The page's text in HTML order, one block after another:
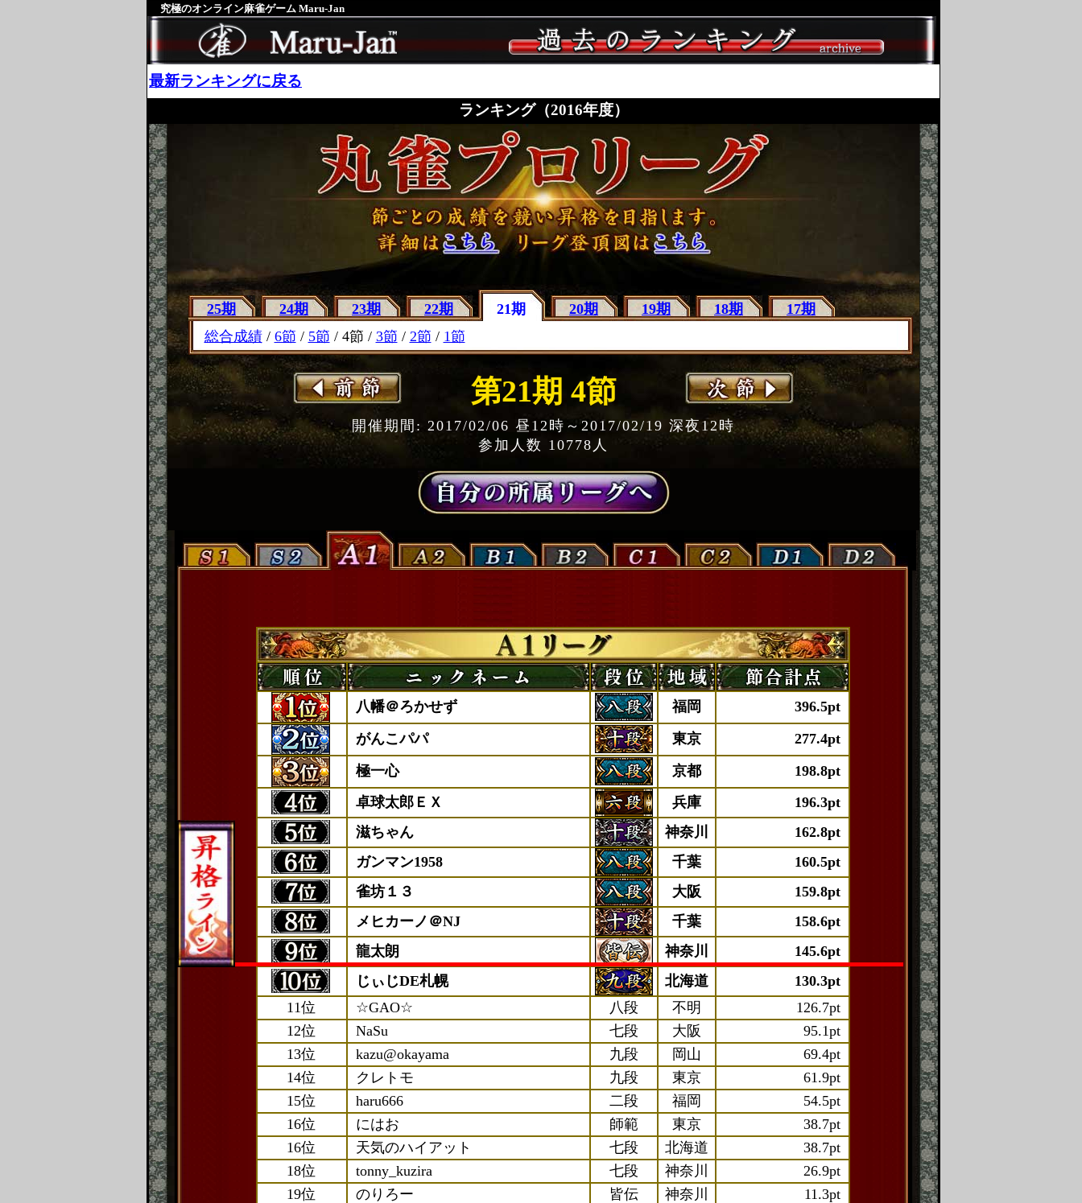
究極のオンライン麻雀ゲーム Maru-Jan
最新ランキングに戻る
ランキング（2016年度）
25期 24期 23期 22期 21期 20期 19期 18期
17期
総合成績/ 6節 / 5節 / 4節 / 3節 / 2節 / 1節
第21期 4節
開催期間: 2017/02/06 昼12時～2017/02/19 深夜12時
参加人数 10778人
八幡＠ろかせず 福岡
396.5pt
がんこパパ
東京
277.4pt
極一心
京都
198.8pt
卓球太郎ＥＸ
兵庫
196.3pt
滋ちゃん
神奈川
162.8pt
ガンマン1958
千葉
160.5pt
雀坊１３
大阪
159.8pt
メヒカーノ＠NJ
千葉
158.6pt
龍太朗
神奈川
145.6pt
じぃじDE札幌
北海道
130.3pt
11位
☆GAO☆ 八段 不明
126.7pt
12位
NaSu 七段 大阪
95.1pt
13位
kazu@okayama 九段 岡山
69.4pt
14位
クレトモ 九段 東京
61.9pt
15位
haru666 二段 福岡
54.5pt
16位
にはお 師範 東京
38.7pt
16位
天気のハイアット 七段 北海道
38.7pt
18位
tonny_kuzira 七段 神奈川
26.9pt
19位
のりろー 皆伝 神奈川
11.3pt